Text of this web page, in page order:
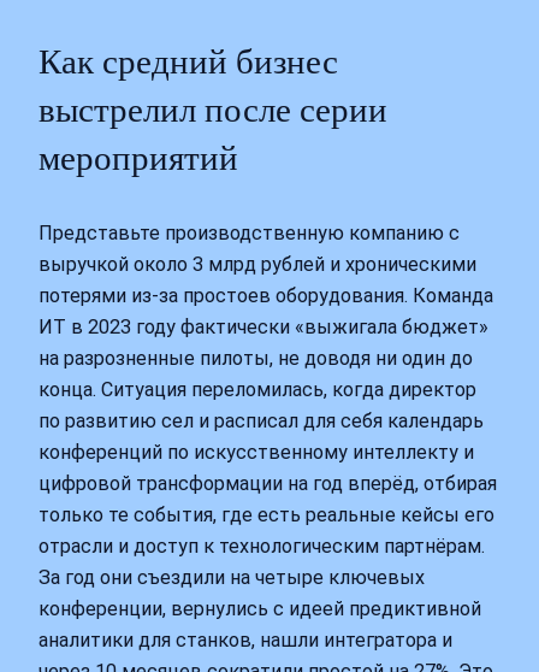
Как средний бизнес
выстрелил после серии
мероприятий
Представьте производственную компанию с
выручкой около 3 млрд рублей и хроническими
потерями из‑за простоев оборудования. Команда
ИТ в 2023 году фактически «выжигала бюджет»
на разрозненные пилоты, не доводя ни один до
конца. Ситуация переломилась, когда директор
по развитию сел и расписал для себя календарь
конференций по искусственному интеллекту и
цифровой трансформации на год вперёд, отбирая
только те события, где есть реальные кейсы его
отрасли и доступ к технологическим партнёрам.
За год они съездили на четыре ключевых
конференции, вернулись с идеей предиктивной
аналитики для станков, нашли интегратора и